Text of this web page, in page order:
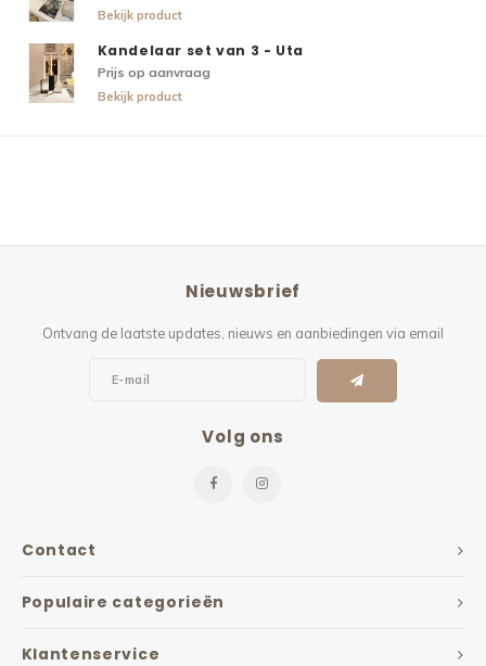
Bekijk product
Kandelaar set van 3 - Uta
Prijs op aanvraag
Bekijk product
Contact
Nieuwsbrief
Ontvang de laatste updates, nieuws en aanbiedingen via email
Volg ons
Populaire categorieën
Klantenservice